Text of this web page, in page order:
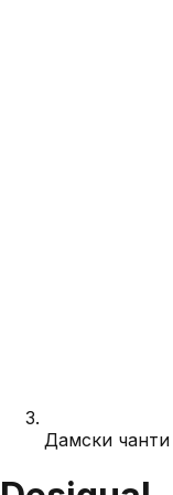
Дамски чанти